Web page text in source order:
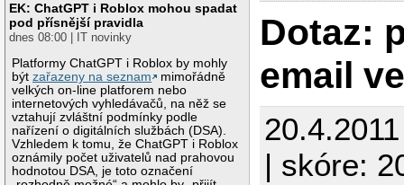
EK: ChatGPT i Roblox mohou spadat
pod přísnější pravidla
dnes 08:00 | IT novinky
Platformy ChatGPT i Roblox by mohly
býtzařazeny na seznam
mimořádně
velkých on-line platforem nebo
internetových vyhledávačů, na něž se
vztahují zvláštní podmínky podle
nařízení o digitálních službách (DSA).
Vzhledem k tomu, že ChatGPT i Roblox
oznámily počet uživatelů nad prahovou
hodnotou DSA, je toto označení
Dotaz:
email
| skóre: